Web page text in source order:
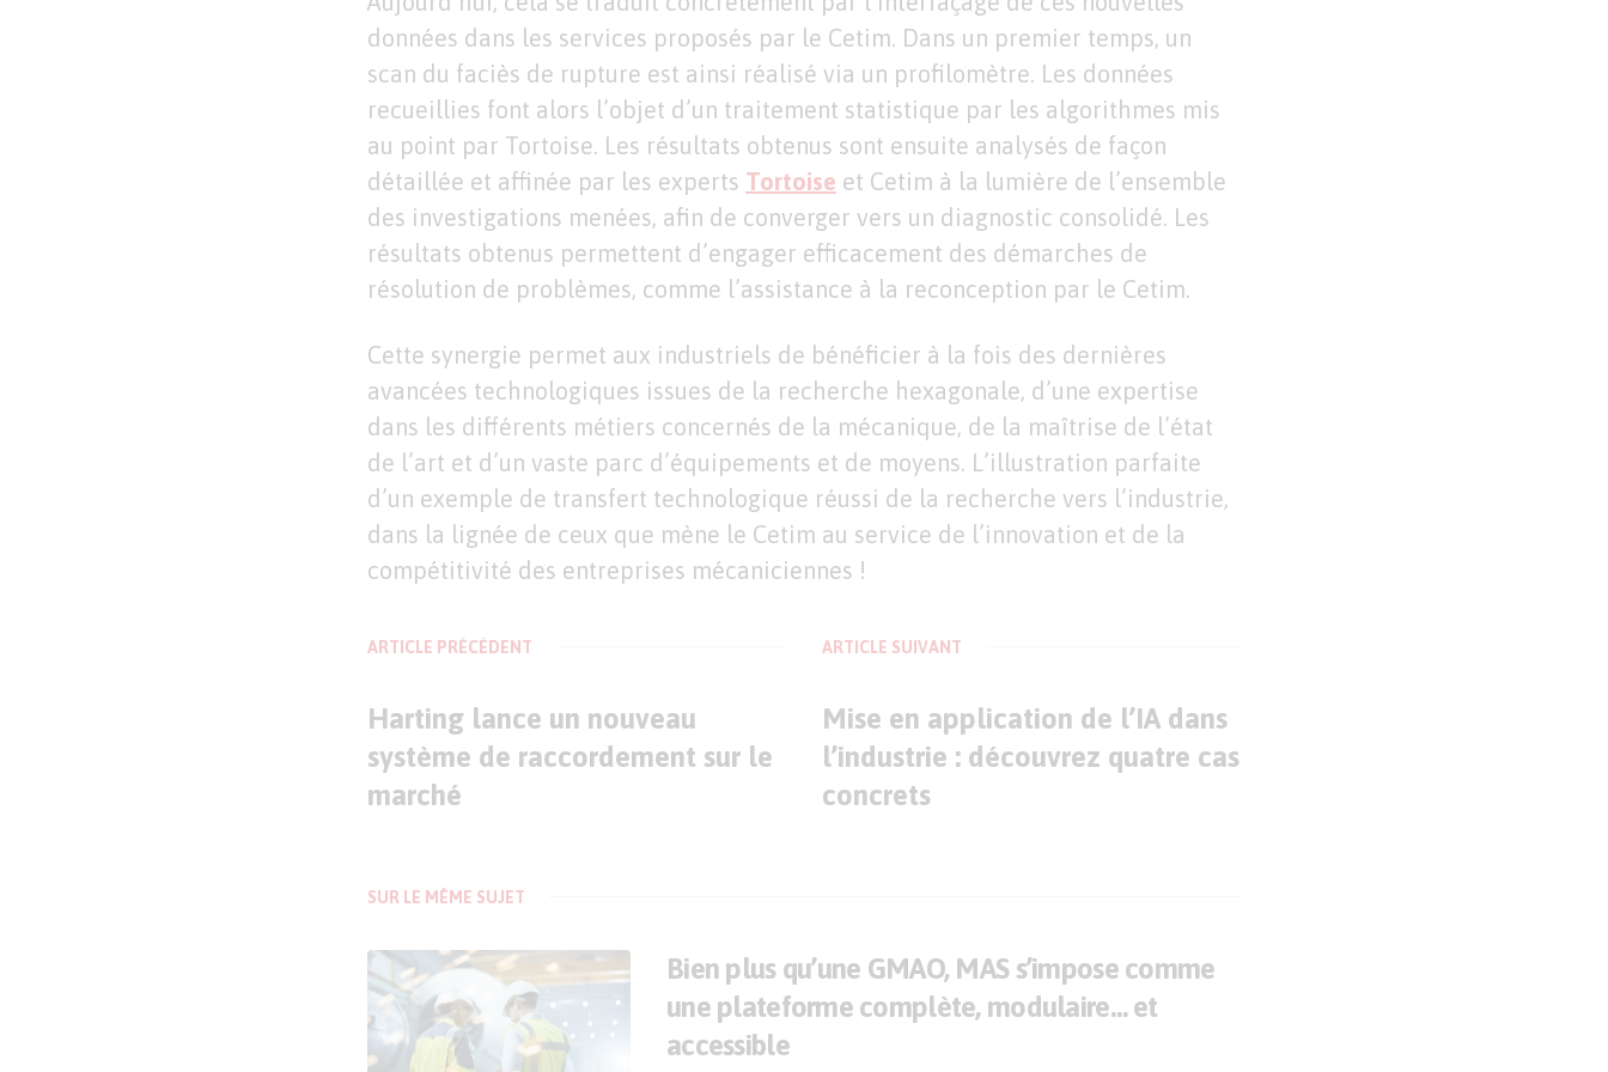
données dans les services proposés par le Cetim. Dans un premier temps, un
scan du faciès de rupture est ainsi réalisé via un profilomètre. Les données
recueillies font alors l’objet d’un traitement statistique par les algorithmes mis
au point par Tortoise. Les résultats obtenus sont ensuite analysés de façon
détaillée et affinée par les experts Tortoise et Cetim à la lumière de l’ensemble
des investigations menées, afin de converger vers un diagnostic consolidé. Les
résultats obtenus permettent d’engager efficacement des démarches de
résolution de problèmes, comme l’assistance à la reconception par le Cetim.
Cette synergie permet aux industriels de bénéficier à la fois des dernières
avancées technologiques issues de la recherche hexagonale, d’une expertise
dans les différents métiers concernés de la mécanique, de la maîtrise de l’état
de l’art et d’un vaste parc d’équipements et de moyens. L’illustration parfaite
d’un exemple de transfert technologique réussi de la recherche vers l’industrie,
dans la lignée de ceux que mène le Cetim au service de l’innovation et de la
compétitivité des entreprises mécaniciennes !
ARTICLE PRÉCÉDENT
Harting lance un nouveau
système de raccordement sur le
marché
ARTICLE SUIVANT
Mise en application de l’IA dans
l’industrie : découvrez quatre cas
concrets
SUR LE MÊME SUJET
Bien plus qu’une GMAO, MAS s’impose comme
une plateforme complète, modulaire… et
accessible